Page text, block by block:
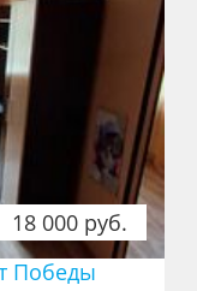
18 000 руб.
Победы